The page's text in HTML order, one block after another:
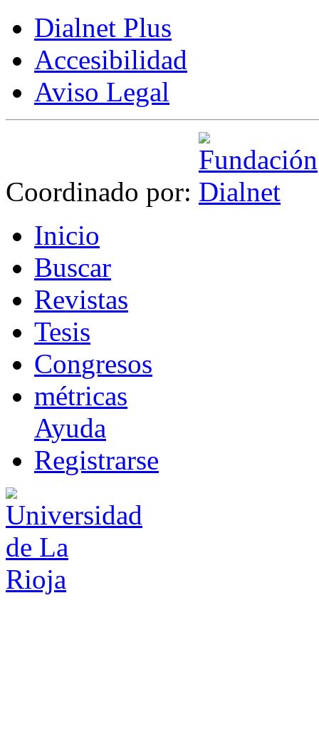
Dialnet Plus
Accesibilidad
Aviso Legal
Coordinado por:
Inicio
Buscar
Revistas
Tesis
Congresos
métricas
Ayuda
Registrarse